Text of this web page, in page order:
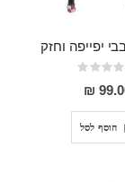
יפייפה וחזק
Rating:
הוסף לסל